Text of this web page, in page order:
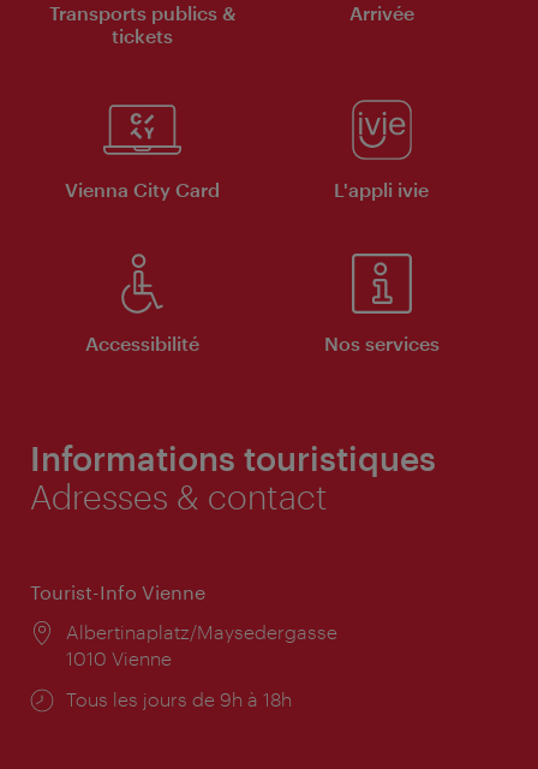
Transports publics &
tickets
Arrivée
Vienna City Card L'appli ivie
Accessibilité Nos services
Informations touristiques
Adresses & contact
Tourist-Info Vienne
Lieu:
Albertinaplatz/Maysedergasse
1010 Vienne
Horaires
Tous les jours de 9h à 18h